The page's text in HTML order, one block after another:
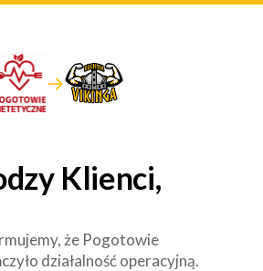
→
Klienci,
że Pogotowie
działalność operacyjną.